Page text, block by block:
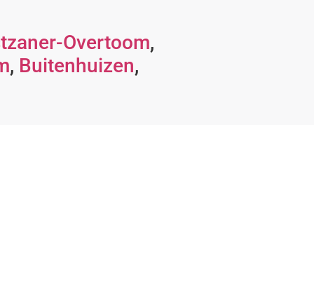
Overtoom,
, Buitenhuizen,